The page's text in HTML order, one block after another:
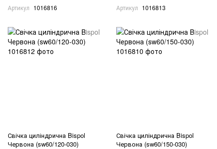
Артикул 1016816
Артикул 1016813
Свічка циліндрична Bispol
Червона (sw60/120-030)
Свічка циліндрична Bispol
Червона (sw60/150-030)